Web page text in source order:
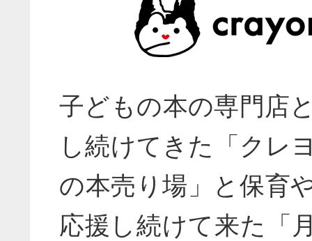
子どもの本の専門店
し続けてきた「クレ
の本売り場」と保育
応援し続けて来た「